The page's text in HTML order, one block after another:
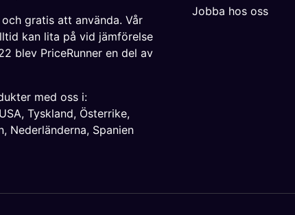
Jobba hos oss
gratis att använda. Vår
kan lita på vid jämförelse
blev PriceRunner en del av
med oss i:
USA, Tyskland, Österrike,
, Nederländerna, Spanien